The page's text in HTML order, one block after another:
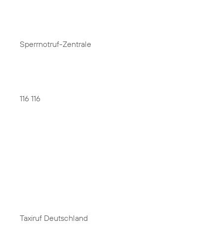
Sperrnotruf-Zentrale
116 116
Taxiruf Deutschland